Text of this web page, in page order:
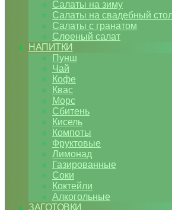
Салаты на зиму
Салаты на свадебный стол
Салаты с гранатом
Слоеный салат
НАПИТКИ
Пунш
Чай
Кофе
Квас
Морс
Сбитень
Кисель
Компоты
Фруктовые
Лимонад
Газированные
Соки
Коктейли
Алкогольные
ЗАГОТОВКИ